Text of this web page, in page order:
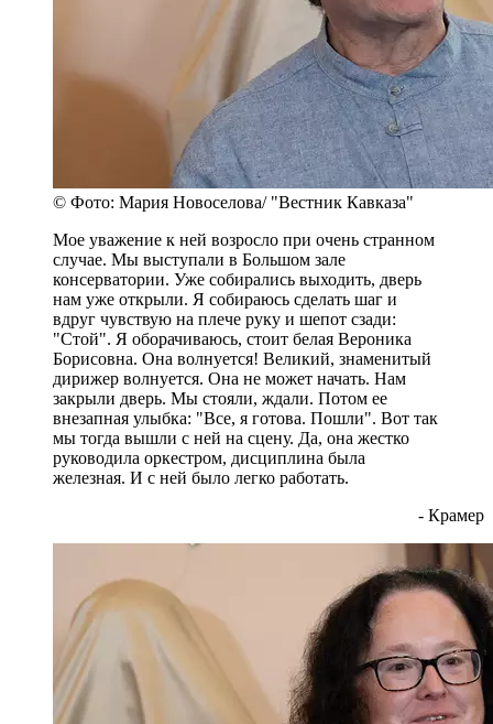
© Фото: Мария Новоселова/ "Вестник Кавказа"
Мое уважение к ней возросло при очень странном
случае. Мы выступали в Большом зале
консерватории. Уже собирались выходить, дверь
нам уже открыли. Я собираюсь сделать шаг и
вдруг чувствую на плече руку и шепот сзади:
"Стой". Я оборачиваюсь, стоит белая Вероника
Борисовна. Она волнуется! Великий, знаменитый
дирижер волнуется. Она не может начать. Нам
закрыли дверь. Мы стояли, ждали. Потом ее
внезапная улыбка: "Все, я готова. Пошли". Вот так
мы тогда вышли с ней на сцену. Да, она жестко
руководила оркестром, дисциплина была
железная. И с ней было легко работать.
- Крамер